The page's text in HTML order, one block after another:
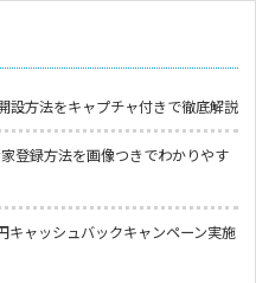
方法をキャプチャ付きで徹底解説
登録方法を画像つきでわかりやす
キャッシュバックキャンペーン実施